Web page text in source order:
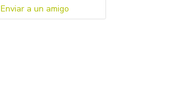
Enviar a un amigo